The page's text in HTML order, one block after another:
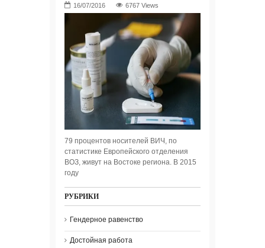
6767 Views
79 процентов носителей ВИЧ, по
статистике Европейского отделения
ВОЗ, живут на Востоке региона. В 2015
году
РУБРИКИ
Гендерное равенство
Достойная работа